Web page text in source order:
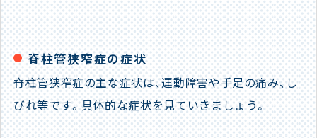
脊柱管狭窄症の症状
脊柱管狭窄症の主な症状は、運動障害や手足の痛み、し
びれ等です。具体的な症状を見ていきましょう。